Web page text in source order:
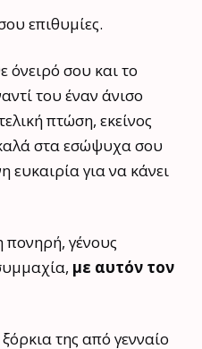
επιθυμίες.
όνειρό σου και το
του έναν άνισο
πτώση, εκείνος
στα εσώψυχα σου
ευκαιρία για να κάνει
πονηρή, γένους
με αυτόν τον
της από γενναίο